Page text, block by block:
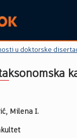
u doktorske
Milena I.